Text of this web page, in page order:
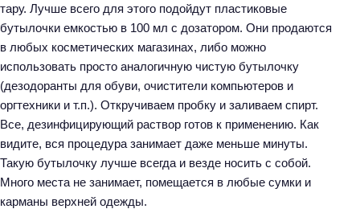
тару. Лучше всего для этого подойдут пластиковые
бутылочки емкостью в 100 мл с дозатором. Они продаются
в любых косметических магазинах, либо можно
использовать просто аналогичную чистую бутылочку
(дезодоранты для обуви, очистители компьютеров и
оргтехники и т.п.). Откручиваем пробку и заливаем спирт.
Все, дезинфицирующий раствор готов к применению. Как
видите, вся процедура занимает даже меньше минуты.
Такую бутылочку лучше всегда и везде носить с собой.
Много места не занимает, помещается в любые сумки и
карманы верхней одежды.